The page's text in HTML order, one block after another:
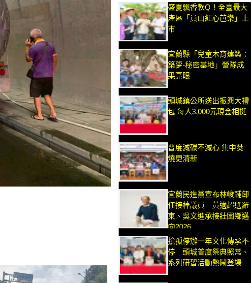
盛夏飄香軟Q！全臺最大
產區「員山紅心芭樂」上
市
宜蘭縣「兒童木育建築：
築夢-秘密基地」營隊成
果亮眼
頭城鎮公所送出振興大禮
包 每人3,000元現金相挺
普度減碳不減心 集中焚
燒更清新
宜蘭民進黨宣布林峻輔卸
任接棒議員 黃適超選羅
東、吳文進承接壯圍鄉邁
向2026
搶孤停辦一年文化傳承不
停 頭城普度祭典照常、
系列研習活動熱鬧登場